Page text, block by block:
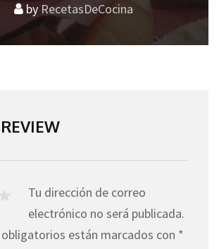
byRecetasDeCocina
Tu dirección de correo
electrónico no será publicada.
están marcados con *